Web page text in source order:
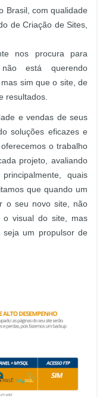
Brasil, com qualidade
de Criação de Sites,
nos procura para
está querendo
sim que o site, de
resultados.
e vendas de seus
soluções eficazes e
o trabalho
projeto, avaliando
quais
que quando um
o seu novo site, não
o visual do site, mas
um propulsor de